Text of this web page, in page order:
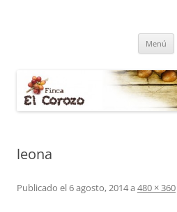
Menú
leona
Publicado el6 agosto, 2014a 480 × 360